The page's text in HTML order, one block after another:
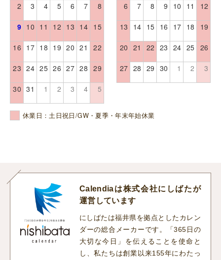
2 3 4 5 6 7 8
9 10 11 12 13 14 15
16 17 18 19 20 21 22
23 24 25 26 27 28 29
30 31 1 2 3 4 5
6 7 8 9 10 11 12
13 14 15 16 17 18 19
20 21 22 23 24 25 26
27 28 29 30 1 2 3
休業日：土日祝日/GW・夏季・年末年始休業
Calendiaは株式会社にしばたが
運営しています
にしばたは福井県を拠点としたカレン
ダーの総合メーカーです。「365日の
大切な今日」を伝えることを使命と
し、私たちは創業以来155年にわたっ